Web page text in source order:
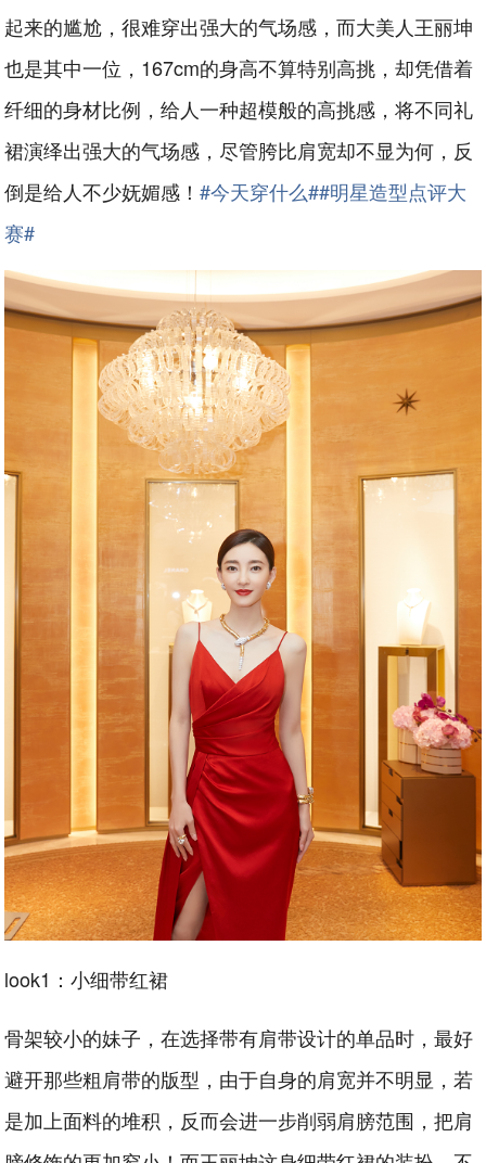
起来的尴尬，很难穿出强大的气场感，而大美人王丽坤
也是其中一位，167cm的身高不算特别高挑，却凭借着
纤细的身材比例，给人一种超模般的高挑感，将不同礼
裙演绎出强大的气场感，尽管胯比肩宽却不显为何，反
倒是给人不少妩媚感！#今天穿什么##明星造型点评大
赛#
look1：小细带红裙
骨架较小的妹子，在选择带有肩带设计的单品时，最好
避开那些粗肩带的版型，由于自身的肩宽并不明显，若
是加上面料的堆积，反而会进一步削弱肩膀范围，把肩